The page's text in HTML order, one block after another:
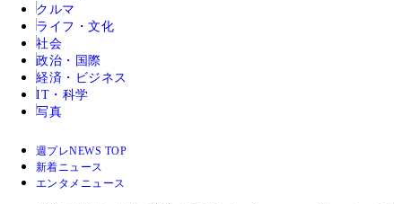
クルマ
ライフ・文化
社会
政治・国際
経済・ビジネス
IT・科学
写真
週プレNEWS TOP
新着ニュース
エンタメニュース